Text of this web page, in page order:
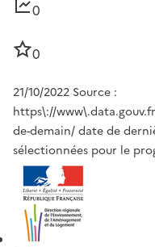
0
0
21/10/2022 Source :
https\://
de-demain/ date de
sélectionnées pour le